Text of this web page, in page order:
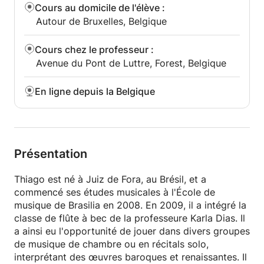
à la flûte.
Si vous êtes un élève avancé ou si vous avez déjà
les connaissances fondamentales de votre
instrument, je vous propose de travailler sur
l'amélioration de votre technique, en tenant compte
de chaque répertoire. Nous exploiterons la
créativité et le son afin de produire un discours
musical de plus en plus beau et éloquent.
le professeur, à Forest. Les frais de déplacement
sont négociables en fonction de la distance.
N'hésitez pas à me contacter pour découvrir cet
instrument magnifique !
EN:
As an experienced music teacher, I offer recorder
Cours au domicile de l'élève :
Autour de Bruxelles, Belgique
Cours chez le professeur :
Avenue du Pont de Luttre, Forest, Belgique
En ligne depuis la Belgique
Présentation
Thiago est né à Juiz de Fora, au Brésil, et a
commencé ses études musicales à l'École de
musique de Brasilia en 2008. En 2009, il a intégré la
classe de flûte à bec de la professeure Karla Dias. Il
a ainsi eu l'opportunité de jouer dans divers groupes
de musique de chambre ou en récitals solo,
interprétant des œuvres baroques et renaissantes. Il